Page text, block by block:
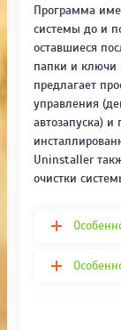
Программа
системы до и
оставшиеся
папки и ключи
предлагает
управления
автозапуска)
Uninstaller
очистки